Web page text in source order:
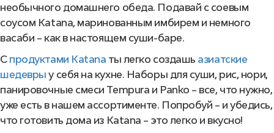
необычного домашнего обеда. Подавай с соевым
соусом Katana, маринованным имбирем и немного
васаби – как в настоящем суши-баре.
С продуктами Katana ты легко создашь азиатские
шедевры у себя на кухне. Наборы для суши, рис, нори,
панировочные смеси Tempura и Panko – все, что нужно,
уже есть в нашем ассортименте. Попробуй – и убедись,
что готовить дома из Katana – это легко и вкусно!